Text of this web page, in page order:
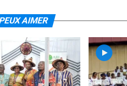
AIMER